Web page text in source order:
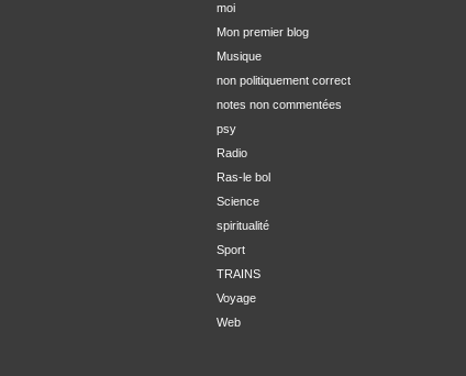
moi
Mon premier blog
Musique
non politiquement correct
notes non commentées
psy
Radio
Ras-le bol
Science
spiritualité
Sport
TRAINS
Voyage
Web